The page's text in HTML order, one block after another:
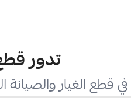
تدور
قطع الغيار والصيانة